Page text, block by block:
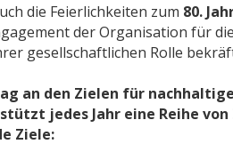
die Feierlichkeiten zum 80.
der Organisation für
gesellschaftlichen Rolle
an den Zielen für nachhaltige
jedes Jahr eine Reihe von
Ziele: